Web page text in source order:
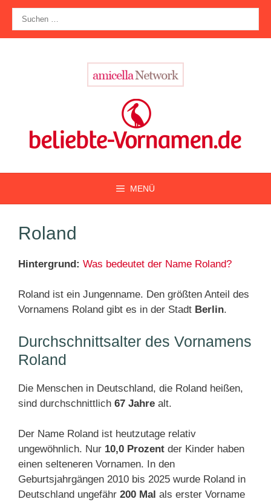
Zum
Inhalt
springen
nach:
MENÜ
Roland
Hintergrund: Was bedeutet der Name Roland?
Roland ist ein Jungenname. Den größten Anteil des
Vornamens Roland gibt es in der Stadt Berlin.
Durchschnittsalter des Vornamens
Roland
Die Menschen in Deutschland, die Roland heißen,
sind durchschnittlich 67 Jahre alt.
Der Name Roland ist heutzutage relativ
ungewöhnlich. Nur 10,0 Prozent der Kinder haben
einen selteneren Vornamen. In den
Geburtsjahrgängen 2010 bis 2025 wurde Roland in
Deutschland ungefähr 200 Mal als erster Vorname